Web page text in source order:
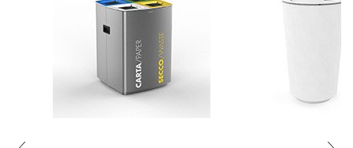
AERO Q RALPH